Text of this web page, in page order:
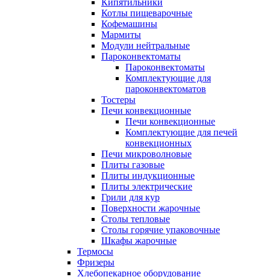
Кипятильники
Котлы пищеварочные
Кофемашины
Мармиты
Модули нейтральные
Пароконвектоматы
Пароконвектоматы
Комплектующие для
пароконвектоматов
Тостеры
Печи конвекционные
Печи конвекционные
Комплектующие для печей
конвекционных
Печи микроволновые
Плиты газовые
Плиты индукционные
Плиты электрические
Грили для кур
Поверхности жарочные
Столы тепловые
Столы горячие упаковочные
Шкафы жарочные
Термосы
Фризеры
Хлебопекарное оборудование